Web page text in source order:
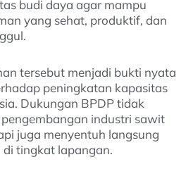
budi daya agar mampu
yang sehat, produktif, dan
tersebut menjadi bukti nyata
peningkatan kapasitas
Dukungan BPDP tidak
industri sawit
juga menyentuh langsung
tingkat lapangan.